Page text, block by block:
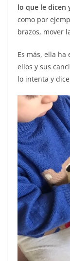
lo que le dicen
como por
brazos, mover
Es más, ella
ellos y sus
lo intenta y dice